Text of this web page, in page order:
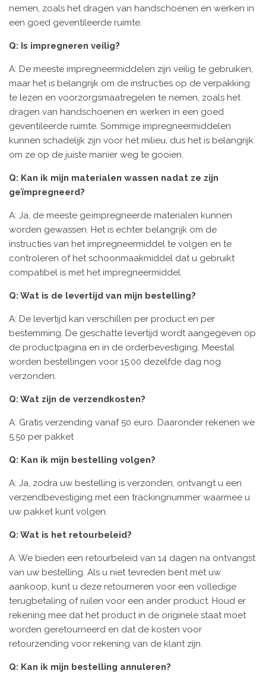
nemen, zoals het dragen van handschoenen en werken in
een goed geventileerde ruimte.
Q: Is impregneren veilig?
A: De meeste impregneermiddelen zijn veilig te gebruiken,
maar het is belangrijk om de instructies op de verpakking
te lezen en voorzorgsmaatregelen te nemen, zoals het
dragen van handschoenen en werken in een goed
geventileerde ruimte. Sommige impregneermiddelen
kunnen schadelijk zijn voor het milieu, dus het is belangrijk
om ze op de juiste manier weg te gooien.
Q: Kan ik mijn materialen wassen nadat ze zijn
geïmpregneerd?
A: Ja, de meeste geïmpregneerde materialen kunnen
worden gewassen. Het is echter belangrijk om de
instructies van het impregneermiddel te volgen en te
controleren of het schoonmaakmiddel dat u gebruikt
compatibel is met het impregneermiddel.
Q: Wat is de levertijd van mijn bestelling?
A: De levertijd kan verschillen per product en per
bestemming. De geschatte levertijd wordt aangegeven op
de productpagina en in de orderbevestiging. Meestal
worden bestellingen voor 15:00 dezelfde dag nog
verzonden.
Q: Wat zijn de verzendkosten?
A: Gratis verzending vanaf 50 euro. Daaronder rekenen we
5,50 per pakket
Q: Kan ik mijn bestelling volgen?
A: Ja, zodra uw bestelling is verzonden, ontvangt u een
verzendbevestiging met een trackingnummer waarmee u
uw pakket kunt volgen.
Q: Wat is het retourbeleid?
A: We bieden een retourbeleid van 14 dagen na ontvangst
van uw bestelling. Als u niet tevreden bent met uw
aankoop, kunt u deze retourneren voor een volledige
terugbetaling of ruilen voor een ander product. Houd er
rekening mee dat het product in de originele staat moet
worden geretourneerd en dat de kosten voor
retourzending voor rekening van de klant zijn.
Q: Kan ik mijn bestelling annuleren?